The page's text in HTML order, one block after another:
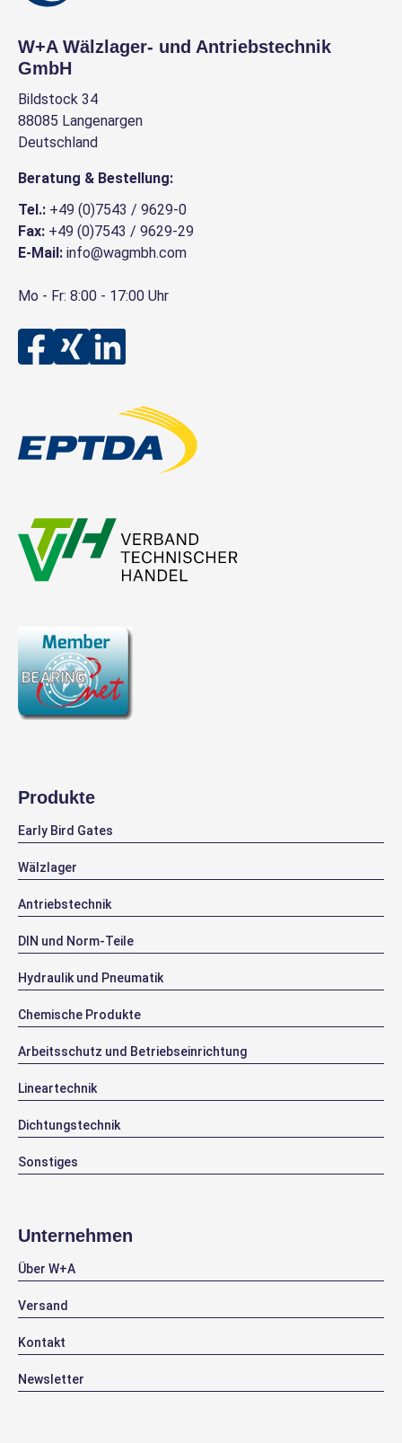
W+A Wälzlager- und Antriebstechnik
GmbH
Bildstock 34
88085 Langenargen
Deutschland
Beratung & Bestellung:
Tel.: +49 (0)7543 / 9629-0
Fax: +49 (0)7543 / 9629-29
E-Mail: info@wagmbh.com
Mo - Fr: 8:00 - 17:00 Uhr
Produkte
Early Bird Gates
Wälzlager
Antriebstechnik
DIN und Norm-Teile
Hydraulik und Pneumatik
Chemische Produkte
Arbeitsschutz und Betriebseinrichtung
Lineartechnik
Dichtungstechnik
Sonstiges
Unternehmen
Über W+A
Versand
Kontakt
Newsletter